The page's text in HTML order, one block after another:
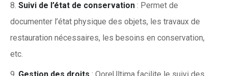
Suivi de l’état de conservation : Permet de
documenter l’état physique des objets, les travaux de
restauration nécessaires, les besoins en conservation,
etc.